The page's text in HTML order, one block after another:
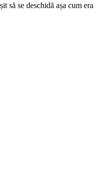
să se deschidă așa cum era